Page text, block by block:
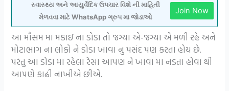
સ્વાસ્થ્ય અને આયુર્વેદિક ઉપચાર વિશે ની માહિતી
મેળવવા માટે WhatsApp ગ્રુપ મા જોડાઓ
Join Now
આ મૌસમ મા મકાઇ ના ડોડા તો જગ્યા એ-જગ્યા એ મળી રહે અને
મોટાભાગ ના લોકો ને ડોડા ખાવા નુ પસંદ પણ કરતા હોય છે.
પરંતુ આ ડોડા મા રહેલા રેસા આપણ ને ખાવા મા નડતા હોવા થી
આપણે કાઢી નાખીએ છીએ.